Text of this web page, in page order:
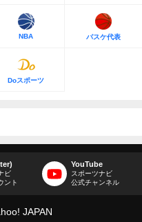
NBA バスケ代表
Doスポーツ
ビ
ント
YouTube
スポーツナビ
公式チャンネル
JAPAN